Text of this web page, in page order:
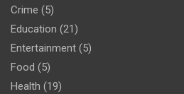
Crime (5)
Education (21)
Entertainment (5)
Food (5)
Health (19)